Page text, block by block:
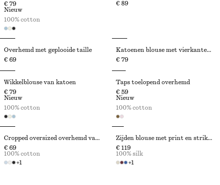
€ 79
Nieuw
100% cotton
€ 89
Overhemd met geplooide taille
€ 69
Katoenen blouse met vierkante hals
€ 79
Wikkelblouse van katoen
€ 79
Nieuw
100% cotton
Taps toelopend overhemd
€ 59
Nieuw
100% cotton
Cropped oversized overhemd van katoen
€ 69
+1
100% cotton
Zijden blouse met print en strik aan de hals
€ 119
+1
100% silk